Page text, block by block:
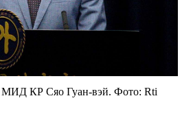
МИД КР Сяо Гуан-вэй. Фото: Rti